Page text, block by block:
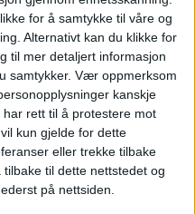
for å samtykke til våre og
Alternativt kan du klikke for
til mer detaljert informasjon
samtykker. Vær oppmerksom
kanskje
rett til å protestere mot
kun gjelde for dette
eller trekke tilbake
til dette nettstedet og
på nettsiden.
19,7 grader, mens
Svarttjern, med